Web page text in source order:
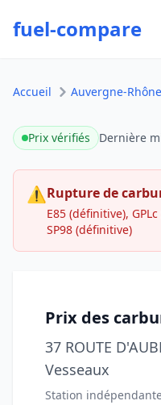
fuel-compare
Accueil Auvergne-
Prix vérifiés Dernière
⚠Rupture de
E85 (définitive),
SP98 (définitive)
Prix des
37 ROUTE
Vesseaux
Station